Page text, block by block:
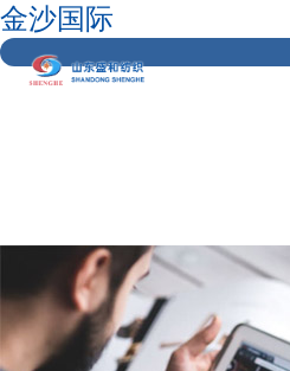
金沙国际